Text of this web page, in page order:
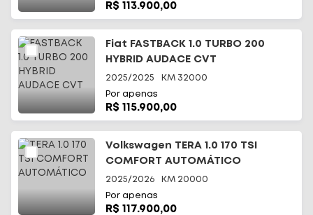
R$ 113.900,00
Fiat FASTBACK 1.0 TURBO 200
HYBRID AUDACE CVT
2025/2025 KM 32000
Por apenas
R$ 115.900,00
Volkswagen TERA 1.0 170 TSI
COMFORT AUTOMÁTICO
2025/2026 KM 20000
Por apenas
R$ 117.900,00